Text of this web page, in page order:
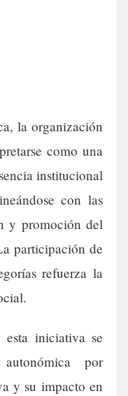
la organización
como una
institucional
con las
y promoción del
participación de
refuerza la
iniciativa se
por
y su impacto en